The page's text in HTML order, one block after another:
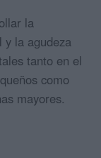
la
y la agudeza
tanto en el
como
mayores.